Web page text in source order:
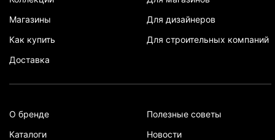
Магазины
Как купить
Доставка
Для дизайнеров
Для строительных компаний
О бренде
Каталоги
Полезные советы
Новости